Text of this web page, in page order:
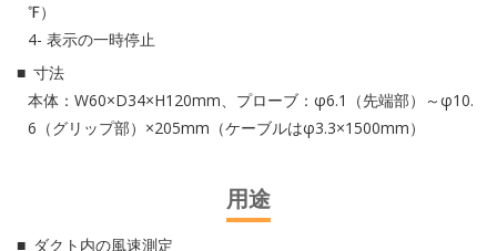
℉）
表示の一時停止
寸法
本体：W60×D34×H120mm、プローブ：φ6.1（先端部）～φ10.
6（グリップ部）×205mm（ケーブルはφ3.3×1500mm）
用途
ダクト内の風速測定